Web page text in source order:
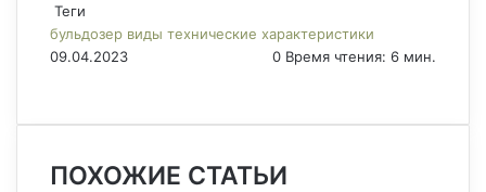
Теги
бульдозер виды технические характеристики
09.04.2023
0 Время чтения: 6 мин.
c
b
n
e
о
т
н
к
s
e
s
e
a
s
l
g
b
r
ч
т
ПОХОЖИЕ СТАТЬИ